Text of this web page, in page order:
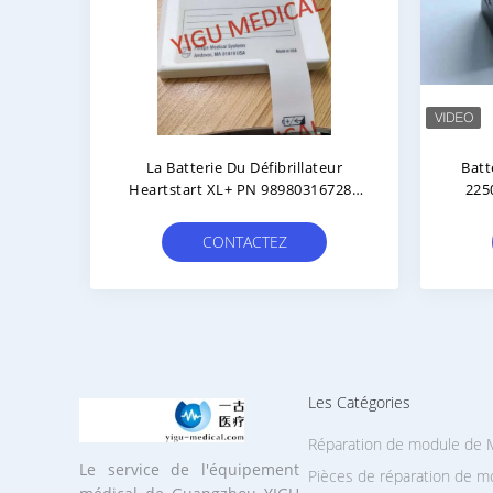
Batterie De Moniteur MP2 X2
Compatible OEM Avec 90 Jours De
CONTACTEZ
Le service de l'équipement
Les Catégories
Réparation de module de
Pièces de réparation de